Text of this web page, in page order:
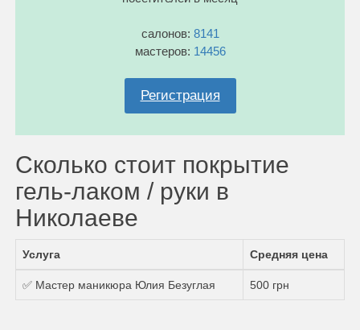
салонов: 8141
мастеров: 14456
Регистрация
Сколько стоит покрытие
гель-лаком / руки в
Николаеве
Услуга Средняя цена
✅ Мастер маникюра Юлия Безуглая 500 грн